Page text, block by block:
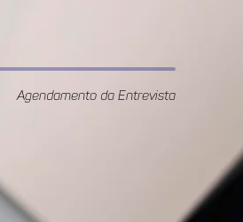
Agendamento da Entrevista